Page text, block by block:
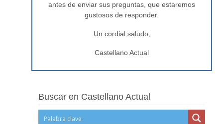
antes de enviar sus preguntas, que estaremos
gustosos de responder.
Un cordial saludo,
Castellano Actual
Buscar en Castellano Actual